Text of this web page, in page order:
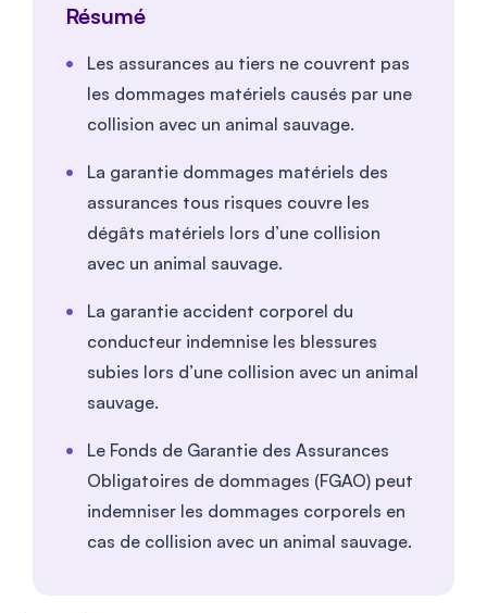
Résumé
Les assurances au tiers ne couvrent pas
les dommages matériels causés par une
collision avec un animal sauvage.
La garantie dommages matériels des
assurances tous risques couvre les
dégâts matériels lors d’une collision
avec un animal sauvage.
La garantie accident corporel du
conducteur indemnise les blessures
subies lors d’une collision avec un animal
sauvage.
Le Fonds de Garantie des Assurances
Obligatoires de dommages (FGAO) peut
indemniser les dommages corporels en
cas de collision avec un animal sauvage.